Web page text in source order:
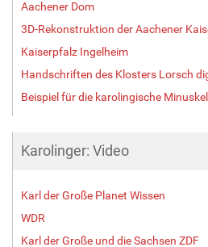
Aachener Dom
3D-Rekonstruktion der Aachener
Kaiserpfalz Ingelheim
Handschriften des Klosters Lorsch
Beispiel für die karolingische
Karolinger: Video
Karl der Große Planet Wissen
WDR
Karl der Große und die Sachsen ZDF